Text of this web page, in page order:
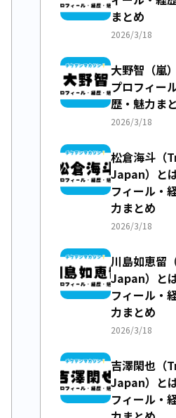
まとめ
2026/3/18
大野智（嵐
プロフィー
歴・魅力ま
2026/3/18
松倉海斗（
Japan）と
フィール・
力まとめ
2026/3/18
川島如恵留
Japan）と
フィール・
力まとめ
2026/3/18
吉澤閑也（
Japan）と
フィール・